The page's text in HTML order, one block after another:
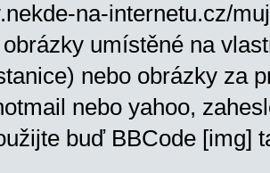
na-internetu.cz/
umístěné na
nebo obrázky za
nebo yahoo,
buď BBCode [img]